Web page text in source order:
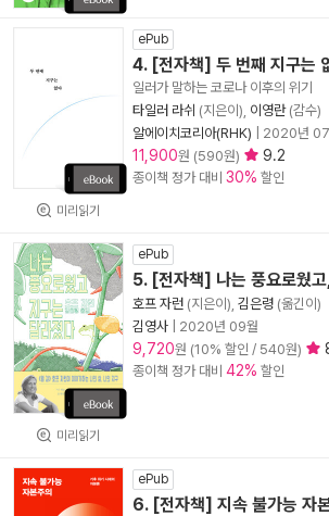
미리읽기
ePub
4. [전자책] 두 번째 지구는
일러가 말하는 코로나 이후의 위기
타일러 라쉬 (지은이), 이영란(감수)
알에이치코리아(RHK)
2020년
11,900원 (590원) 9.2
종이책 정가 대비 30% 할인
미리읽기
ePub
5. [전자책] 나는 풍요로웠
호프 자런 (지은이), 김은령 (옮긴이)
김영사
2020년 09월
9,720원 (10% 할인 / 540원)
종이책 정가 대비 42% 할인
ePub
6. [전자책] 지속 불가능 자